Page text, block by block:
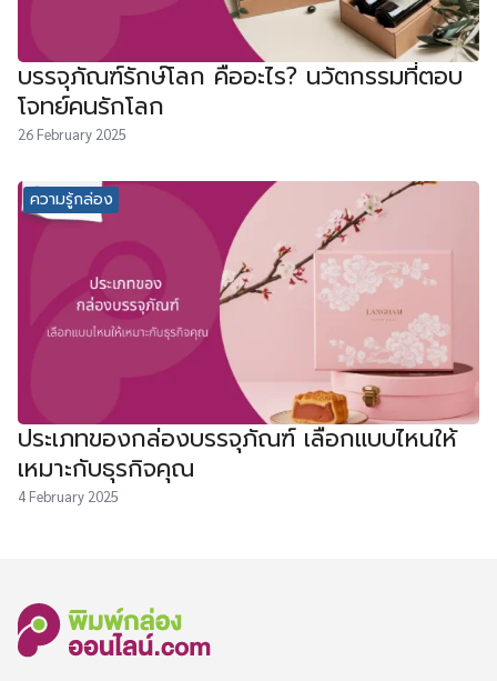
บรรจุภัณฑ์รักษ์โลก คืออะไร? นวัตกรรมที่ตอบ
โจทย์คนรักโลก
26 February 2025
ความรู้กล่อง
ประเภทของกล่องบรรจุภัณฑ์ เลือกแบบไหนให้
เหมาะกับธุรกิจคุณ
4 February 2025